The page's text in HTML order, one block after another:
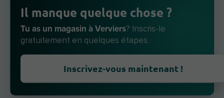
Il manque quelque chose ?
Tu as un magasin à Verviers? Inscris-le
gratuitement en quelques étapes.
Inscrivez-vous maintenant !